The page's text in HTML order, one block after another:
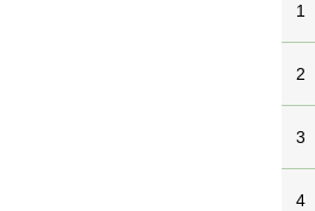
1
2
3
4